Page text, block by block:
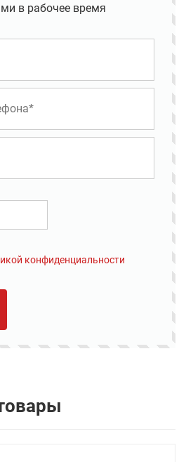
в рабочее время
конфиденциальности